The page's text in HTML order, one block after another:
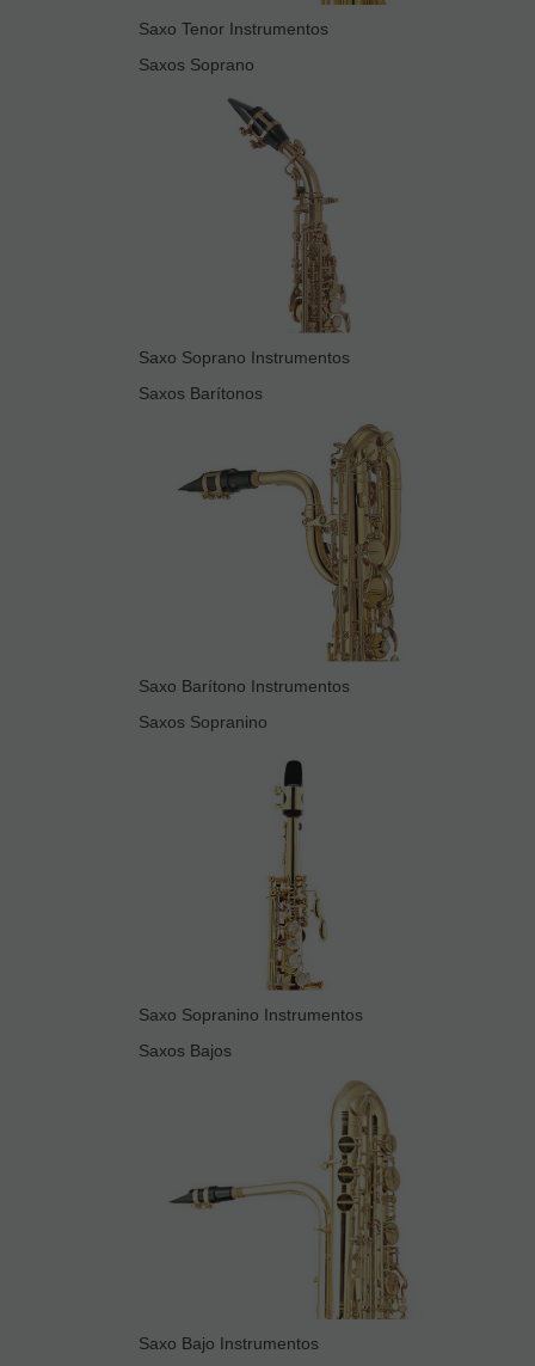
Saxo Tenor Instrumentos
Saxos Soprano
Saxo Soprano Instrumentos
Saxos Barítonos
Saxo Barítono Instrumentos
Saxos Sopranino
Saxo Sopranino Instrumentos
Saxos Bajos
Saxo Bajo Instrumentos